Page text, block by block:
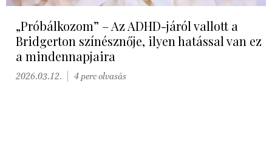
„Próbálkozom” – Az ADHD-járól vallott a
Bridgerton színésznője, ilyen hatással van ez
a mindennapjaira
2026.03.12. 4 perc olvasás